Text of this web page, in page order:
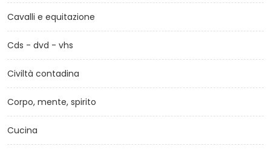
Cavalli e equitazione
Cds - dvd - vhs
Civiltà contadina
Corpo, mente, spirito
Cucina